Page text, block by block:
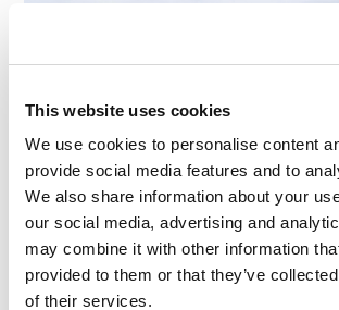
This website uses cookies
We use cookies to personalise content
provide social media features and to
We also share information about your
our social media, advertising and
may combine it with other information
provided to them or that they’ve
of their services.
Pour construire de tels bassins de